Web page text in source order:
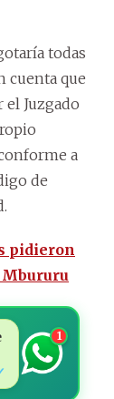
todas
cuenta que
Juzgado
a
de
pidieron
Mbururu
1